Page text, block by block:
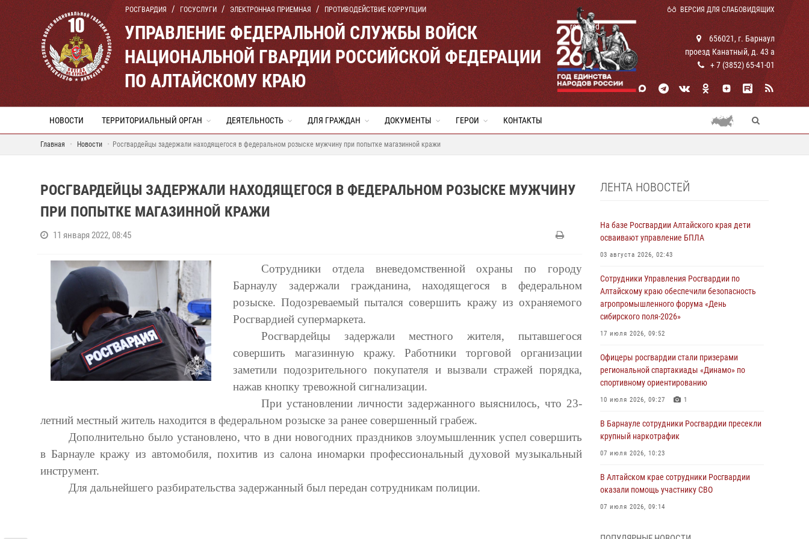
РОСГВАРДИЯ ГОСУСЛУГИ ЭЛЕКТРОННАЯ ПРИЕМНАЯ ПРОТИВОДЕЙСТВИЕ КОРРУПЦИИ ВЕРСИЯ ДЛЯ СЛАБОВИДЯЩИХ
УПРАВЛЕНИЕ ФЕДЕРАЛЬНОЙ СЛУЖБЫ ВОЙСК
НАЦИОНАЛЬНОЙ ГВАРДИИ РОССИЙСКОЙ ФЕДЕРАЦИИ
ПО АЛТАЙСКОМУ КРАЮ
rosguard
656021, г. Барнаул
проезд Канатный, д. 43 а
+ 7 (3852) 65-41-01
НОВОСТИ ТЕРРИТОРИАЛЬНЫЙ ОРГАН ДЕЯТЕЛЬНОСТЬ ДЛЯ ГРАЖДАН ДОКУМЕНТЫ ГЕРОИ КОНТАКТЫ
Главная Новости Росгвардейцы задержали находящегося в федеральном розыске мужчину при попытке магазинной кражи
РОСГВАРДЕЙЦЫ ЗАДЕРЖАЛИ НАХОДЯЩЕГОСЯ В ФЕДЕРАЛЬНОМ РОЗЫСКЕ МУЖЧИНУ
ПРИ ПОПЫТКЕ МАГАЗИННОЙ КРАЖИ
11 января 2022, 08:45
Сотрудники отдела вневедомственной охраны по городу
Барнаулу задержали гражданина, находящегося в федеральном
розыске. Подозреваемый пытался совершить кражу из охраняемого
Росгвардией супермаркета.
Росгвардейцы задержали местного жителя, пытавшегося
совершить магазинную кражу. Работники торговой организации
заметили подозрительного покупателя и вызвали стражей порядка,
нажав кнопку тревожной сигнализации.
При установлении личности задержанного выяснилось, что 23-
летний местный житель находится в федеральном розыске за ранее совершенный грабеж.
Дополнительно было установлено, что в дни новогодних праздников злоумышленник успел совершить
в Барнауле кражу из автомобиля, похитив из салона иномарки профессиональный духовой музыкальный
инструмент.
Для дальнейшего разбирательства задержанный был передан сотрудникам полиции.
ЛЕНТА НОВОСТЕЙ
На базе Росгвардии Алтайского края дети
осваивают управление БПЛА
03 августа 2026, 02:43
Сотрудники Управления Росгвардии по
Алтайскому краю обеспечили безопасность
агропромышленного форума «День
сибирского поля-2026»
17 июля 2026, 09:52
Офицеры росгвардии стали призерами
региональной спартакиады «Динамо» по
спортивному ориентированию
10 июля 2026, 09:27 1
В Барнауле сотрудники Росгвардии пресекли
крупный наркотрафик
07 июля 2026, 10:23
В Алтайском крае сотрудники Росгвардии
оказали помощь участнику СВО
07 июля 2026, 09:14